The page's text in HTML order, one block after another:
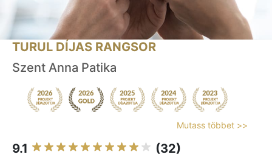
TURUL DÍJAS RANGSOR
Szent Anna Patika
Mutass többet >>
9.1 (32)